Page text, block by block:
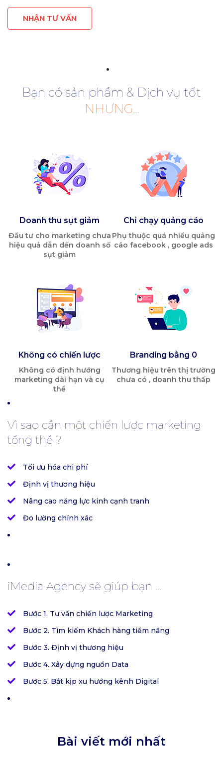
NHẬN TƯ VẤN
Bạn có sản phẩm & Dịch vụ tốt
NHƯNG...
Doanh thu sụt giảm
Đầu tư cho marketing chưa
hiệu quả dẫn dến doanh số
sụt giảm
Chỉ chạy quảng cáo
Phụ thuộc quá nhiều quảng
cáo facebook , google ads
Không có chiến lược
Không có định hướng
marketing dài hạn và cụ
thể
Branding bằng 0
Thương hiệu trên thị trường
chưa có , doanh thu thấp
Vì sao cần một chiến lược marketing
tổng thể ?
Tối ưu hóa chi phí
Định vị thương hiệu
Nâng cao năng lực kinh cạnh tranh
Đo lường chính xác
iMedia Agency sẽ giúp bạn ...
Bước 1. Tư vấn chiến lược Marketing
Bước 2. Tìm kiếm Khách hàng tiềm năng
Bước 3. Định vị thương hiệu
Bước 4. Xây dựng nguồn Data
Bước 5. Bắt kịp xu hướng kênh Digital
Bài viết mới nhất